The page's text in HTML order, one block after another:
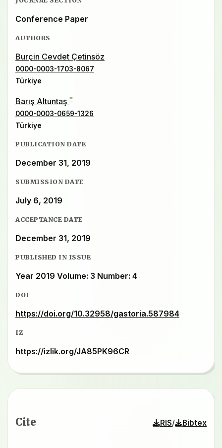
Conference Paper
AUTHORS
Burçin Cevdet Çetinsöz
0000-0003-1703-8067
Türkiye
Barış Altuntaş *
0000-0003-0659-1326
Türkiye
PUBLICATION DATE
December 31, 2019
SUBMISSION DATE
July 6, 2019
ACCEPTANCE DATE
December 31, 2019
PUBLISHED IN ISSUE
Year 2019 Volume: 3 Number: 4
DOI
https://doi.org/10.32958/gastoria.587984
IZ
https://izlik.org/JA85PK96CR
Cite RIS/ Bibtex